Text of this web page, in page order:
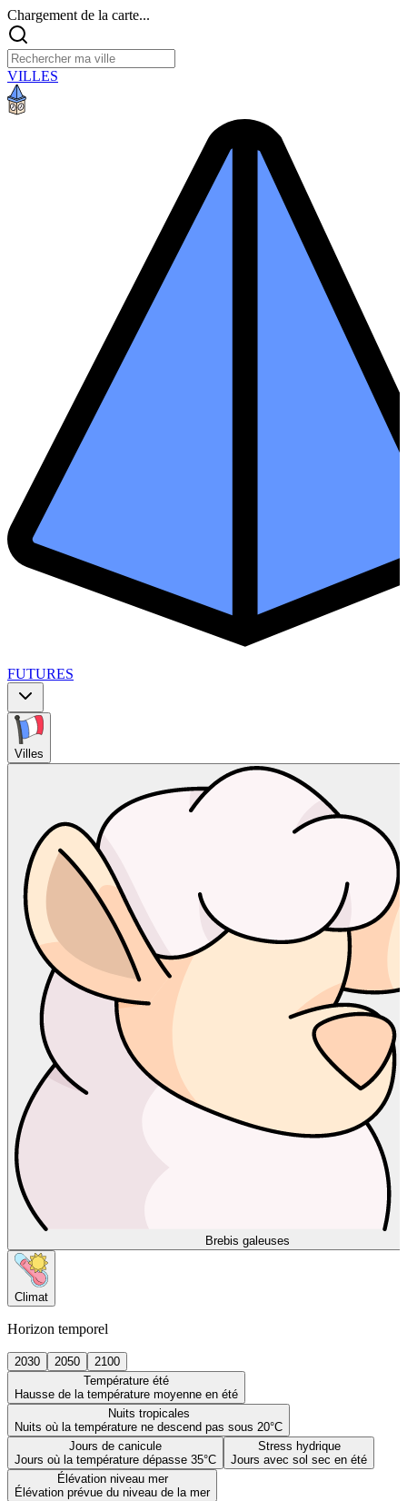
Chargement de la carte...
VILLES
FUTURES
Villes
Brebis galeuses
Climat
Horizon temporel
2030 2050
2100
Température été
Hausse de la température moyenne en été
Nuits tropicales
Nuits où la température ne descend pas sous 20°C
Jours de canicule
Jours où la température dépasse 35°C
Stress hydrique
Jours avec sol sec en été
Élévation niveau mer
Élévation prévue du niveau de la mer